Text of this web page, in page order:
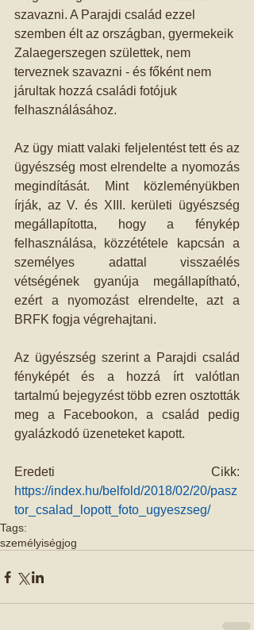
szavazni. A Parajdi család ezzel
szemben élt az országban, gyermekeik
Zalaegerszegen születtek, nem
terveznek szavazni - és főként nem
járultak hozzá családi fotójuk
felhasználásához.
Az ügy miatt valaki feljelentést tett és az
ügyészség most elrendelte a nyomozás
megindítását. Mint közleményükben
írják, az V. és XIII. kerületi ügyészség
megállapította, hogy a fénykép
felhasználása, közzététele kapcsán a
személyes adattal visszaélés
vétségének gyanúja megállapítható,
ezért a nyomozást elrendelte, azt a
BRFK fogja végrehajtani.
Az ügyészség szerint a Parajdi család
fényképét és a hozzá írt valótlan
tartalmú bejegyzést több ezren osztották
meg a Facebookon, a család pedig
gyalázkodó üzeneteket kapott.
Eredeti Cikk:
https://index.hu/belfold/2018/02/20/pasz
tor_csalad_lopott_foto_ugyeszseg/
Tags:
személyiségjog